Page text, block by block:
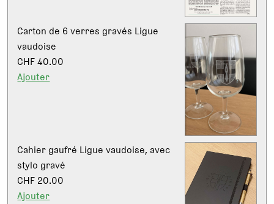
Carton de 6 verres gravés Ligue
vaudoise
CHF 40.00
Ajouter
Cahier gaufré Ligue vaudoise, avec
stylo gravé
CHF 20.00
Ajouter